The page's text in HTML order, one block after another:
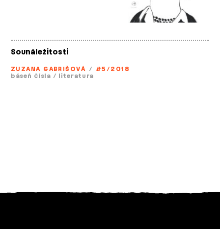
Sounáležitosti
ZUZANA GABRIŠOVÁ / #5/2018
báseň čísla / literatura